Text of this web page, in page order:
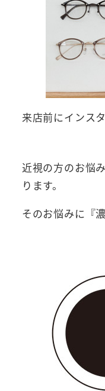
来店前にインス
近視の方のお悩
ります。
そのお悩みに『